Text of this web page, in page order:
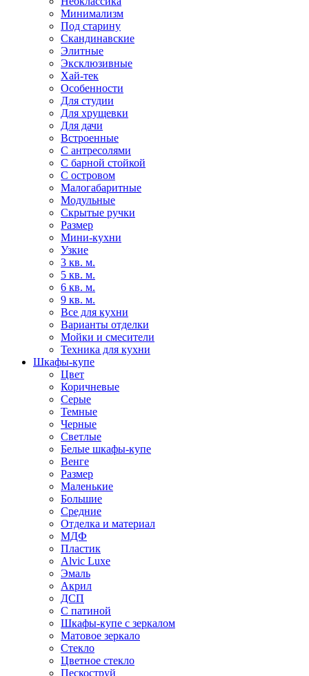
Минимализм
Под старину
Скандинавские
Элитные
Эксклюзивные
Хай-тек
Особенности
Для студии
Для хрущевки
Для дачи
Встроенные
С антресолями
С барной стойкой
С островом
Малогабаритные
Модульные
Скрытые ручки
Размер
Мини-кухни
Узкие
3 кв. м.
5 кв. м.
6 кв. м.
9 кв. м.
Все для кухни
Варианты отделки
Мойки и смесители
Техника для кухни
Шкафы-купе
Цвет
Коричневые
Серые
Темные
Черные
Светлые
Белые шкафы-купе
Венге
Размер
Маленькие
Большие
Средние
Отделка и материал
МДФ
Пластик
Alvic Luxe
Эмаль
Акрил
ДСП
С патиной
Шкафы-купе с зеркалом
Матовое зеркало
Стекло
Цветное стекло
Пескоструй